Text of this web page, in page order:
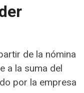
de la nómina
a la suma del
por la empresa